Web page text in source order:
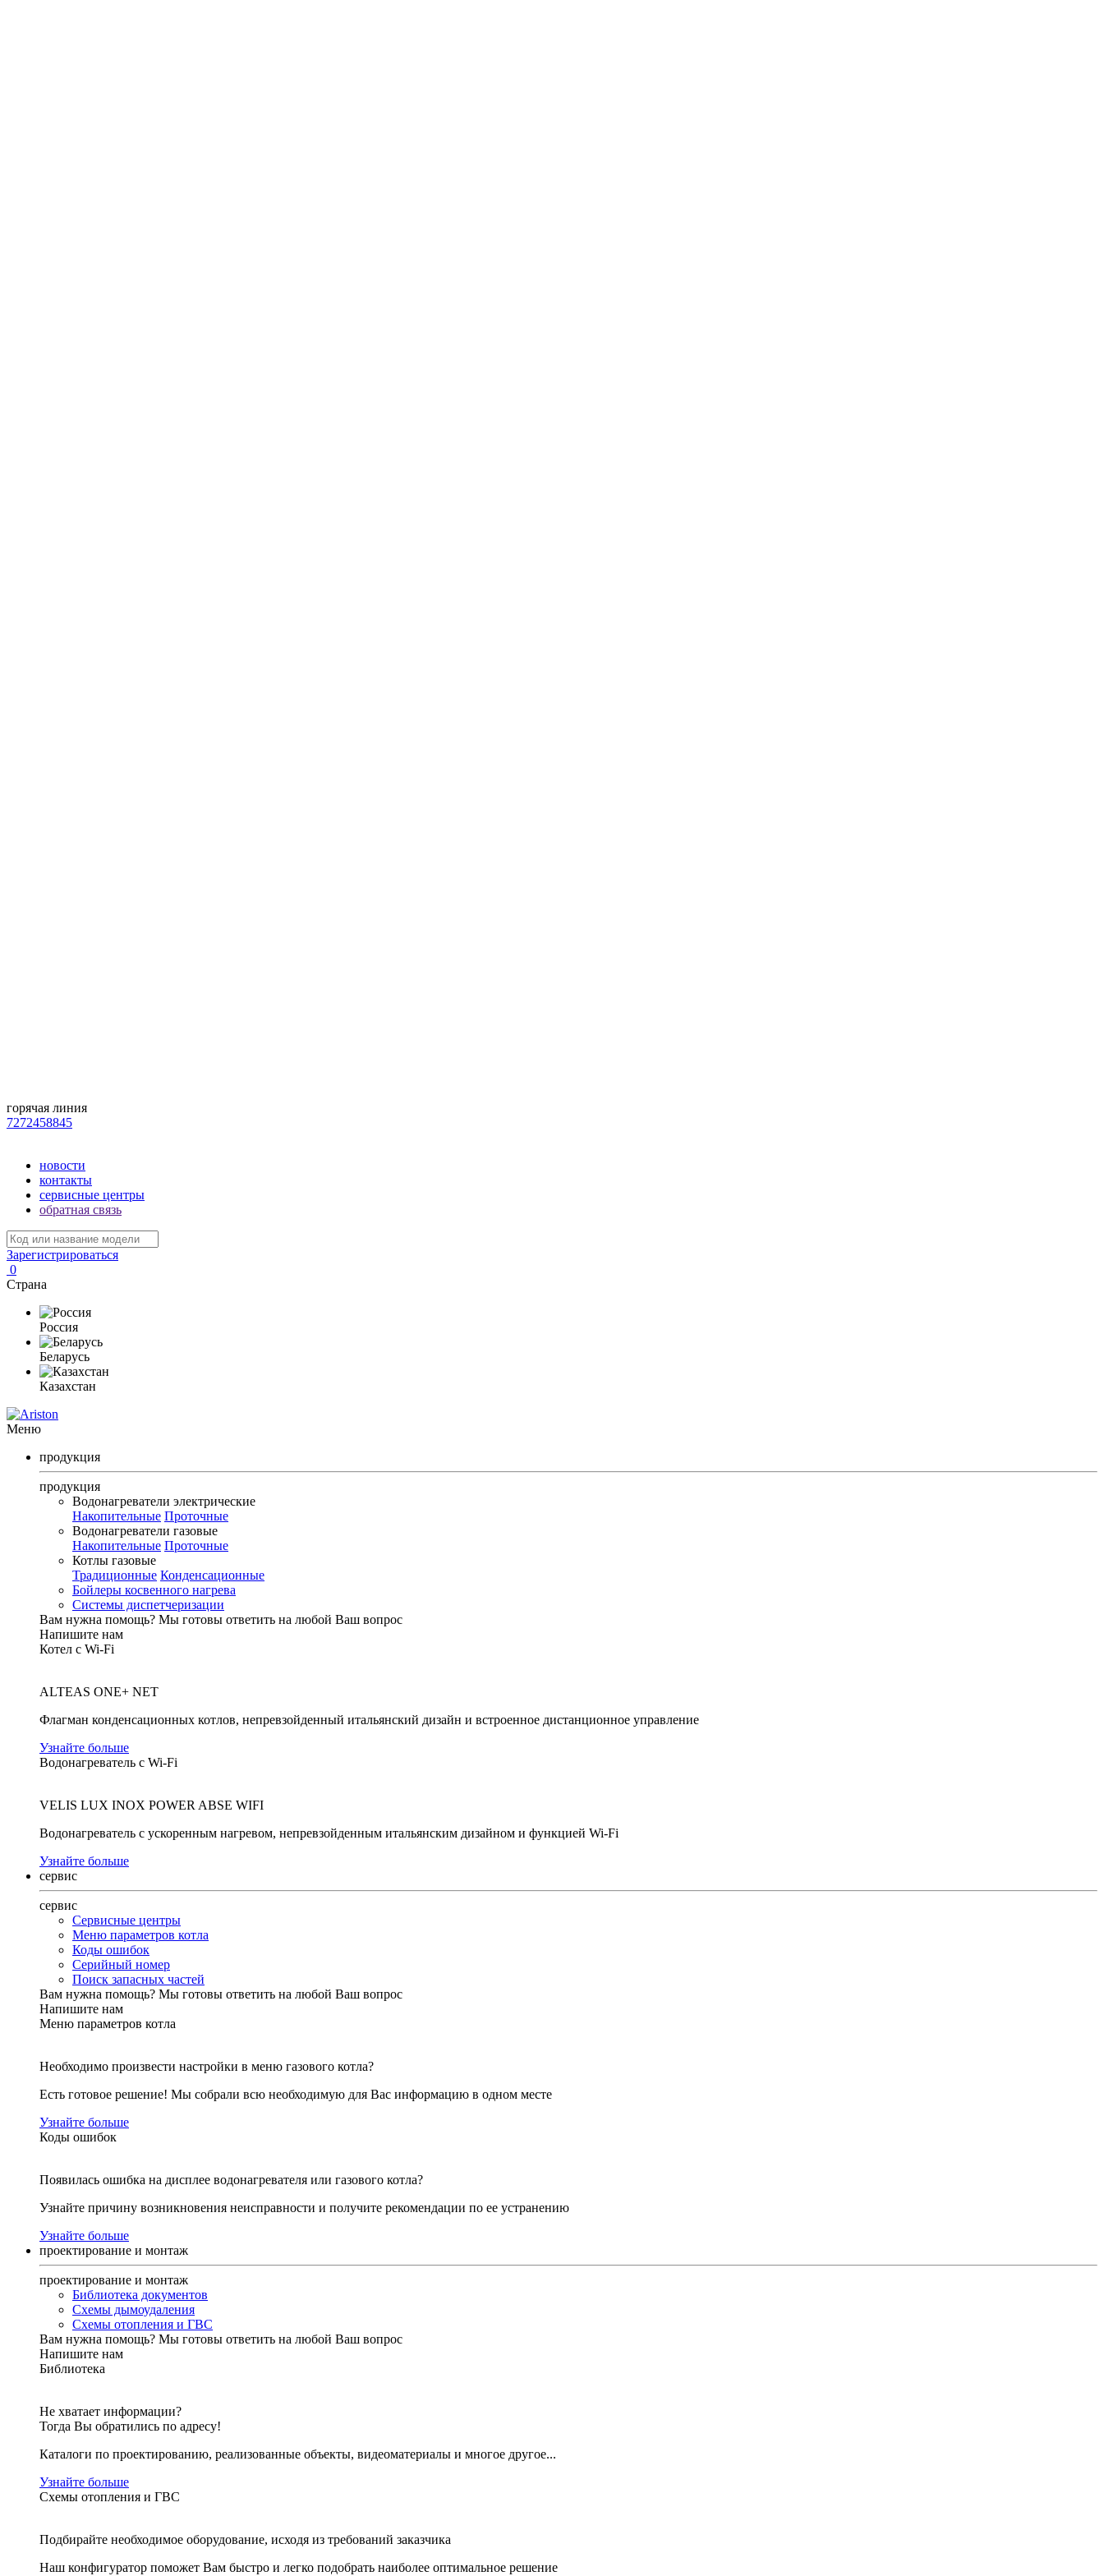
горячая линия
7272458845
новости
контакты
сервисные центры
обратная связь
Зарегистрироваться
0
Страна
Россия
Беларусь
Казахстан
Меню
продукция
продукция
Водонагреватели электрические
Накопительные Проточные
Водонагреватели газовые
Накопительные Проточные
Котлы газовые
Традиционные Конденсационные
Бойлеры косвенного нагрева
Системы диспетчеризации
Вам нужна помощь? Мы готовы ответить на любой Ваш вопрос
Напишите нам
Котел с Wi-Fi
ALTEAS ONE+ NET
Флагман конденсационных котлов, непревзойденный итальянский дизайн и встроенное дистанционное управление
Узнайте больше
Водонагреватель с Wi-Fi
VELIS LUX INOX POWER ABSE WIFI
Водонагреватель с ускоренным нагревом, непревзойденным итальянским дизайном и функцией Wi-Fi
Узнайте больше
сервис
сервис
Сервисные центры
Меню параметров котла
Коды ошибок
Серийный номер
Поиск запасных частей
Вам нужна помощь? Мы готовы ответить на любой Ваш вопрос
Напишите нам
Меню параметров котла
Необходимо произвести настройки в меню газового котла?
Есть готовое решение! Мы собрали всю необходимую для Вас информацию в одном месте
Узнайте больше
Коды ошибок
Появилась ошибка на дисплее водонагревателя или газового котла?
Узнайте причину возникновения неисправности и получите рекомендации по ее устранению
Узнайте больше
проектирование и монтаж
проектирование и монтаж
Библиотека документов
Схемы дымоудаления
Схемы отопления и ГВС
Вам нужна помощь? Мы готовы ответить на любой Ваш вопрос
Напишите нам
Библиотека
Не хватает информации?
Тогда Вы обратились по адресу!
Каталоги по проектированию, реализованные объекты, видеоматериалы и многое другое...
Узнайте больше
Схемы отопления и ГВС
Подбирайте необходимое оборудование, исходя из требований заказчика
Наш конфигуратор поможет Вам быстро и легко подобрать наиболее оптимальное решение